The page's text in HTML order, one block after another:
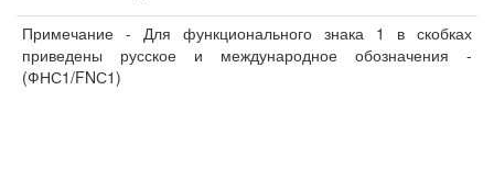
Примечание - Для функционального знака 1 в скобках
приведены русское и международное обозначения -
(ФНС1/FNС1)